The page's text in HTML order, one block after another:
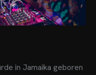
in Jamaika geboren